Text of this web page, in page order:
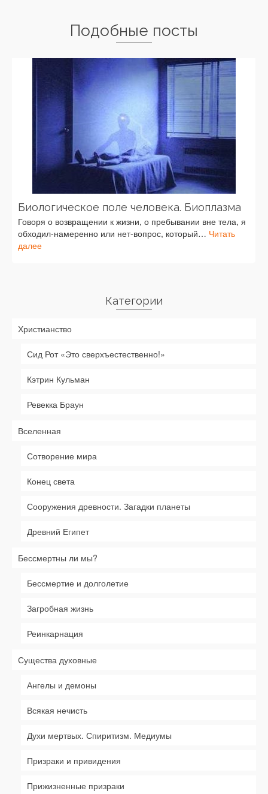
Подобные посты
Биологическое поле человека. Биоплазма
Говоря о возвращении к жизни, о пребывании вне тела, я
обходил-намеренно или нет-вопрос, который… Читать
далее
Категории
Христианство
Сид Рот «Это сверхъестественно!»
Кэтрин Кульман
Ревекка Браун
Вселенная
Сотворение мира
Конец света
Сооружения древности. Загадки планеты
Древний Египет
Бессмертны ли мы?
Бессмертие и долголетие
Загробная жизнь
Реинкарнация
Существа духовные
Ангелы и демоны
Всякая нечисть
Духи мертвых. Спиритизм. Медиумы
Призраки и привидения
Прижизненные призраки